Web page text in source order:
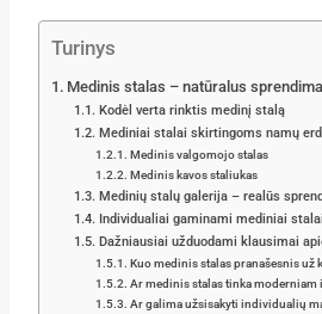
Turinys
Medinis stalas – natūralus
Kodėl verta rinktis medinį stalą
Mediniai stalai skirtingoms namų
Medinis valgomojo stalas
Medinis kavos staliukas
Medinių stalų galerija – realūs
Individualiai gaminami mediniai stalai
Dažniausiai užduodami klausimai
Kuo medinis stalas pranašesnis už
Ar medinis stalas tinka moderniam
Ar galima užsisakyti individualių